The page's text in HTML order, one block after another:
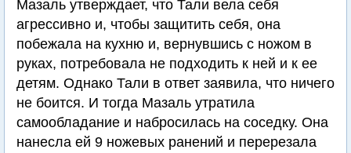
Мазаль утверждает, что Тали вела себя
агрессивно и, чтобы защитить себя, она
побежала на кухню и, вернувшись с ножом в
руках, потребовала не подходить к ней и к ее
детям. Однако Тали в ответ заявила, что ничего
не боится. И тогда Мазаль утратила
самообладание и набросилась на соседку. Она
нанесла ей 9 ножевых ранений и перерезала